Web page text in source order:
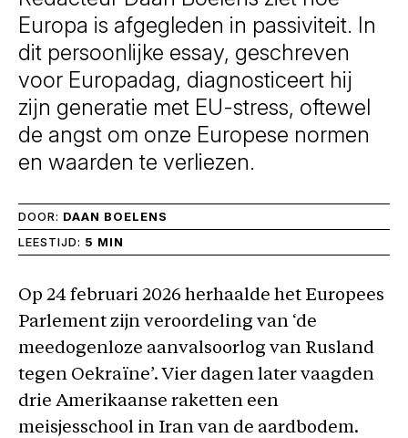
Europa is afgegleden in passiviteit. In
dit persoonlijke essay, geschreven
voor Europadag, diagnosticeert hij
zijn generatie met EU-stress, oftewel
de angst om onze Europese normen
en waarden te verliezen.
DOOR: DAAN BOELENS
LEESTIJD: 5 MIN
Op 24 februari 2026 herhaalde het Europees
Parlement zijn veroordeling van ‘de
meedogenloze aanvalsoorlog van Rusland
tegen Oekraïne’. Vier dagen later vaagden
drie Amerikaanse raketten een
meisjesschool in Iran van de aardbodem.